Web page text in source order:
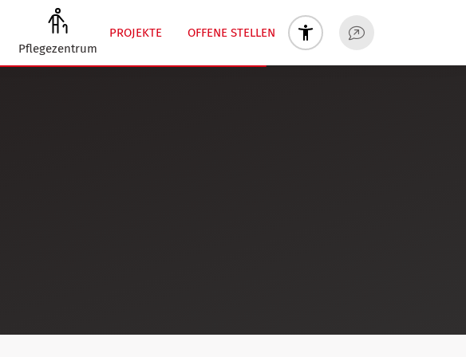
PROJEKTE
OFFENE STELLEN
Pflegezentrum